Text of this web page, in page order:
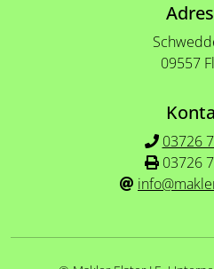
09557
03726
03726